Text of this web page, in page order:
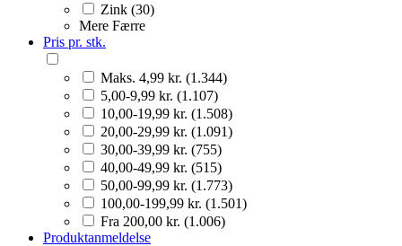
Zink (30)
Mere Færre
Pris pr. stk.
Maks. 4,99 kr. (1.344)
5,00-9,99 kr. (1.107)
10,00-19,99 kr. (1.508)
20,00-29,99 kr. (1.091)
30,00-39,99 kr. (755)
40,00-49,99 kr. (515)
50,00-99,99 kr. (1.773)
100,00-199,99 kr. (1.501)
Fra 200,00 kr. (1.006)
Produktanmeldelse